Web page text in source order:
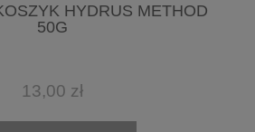
HYDRUS METHOD
50G
13,00 zł